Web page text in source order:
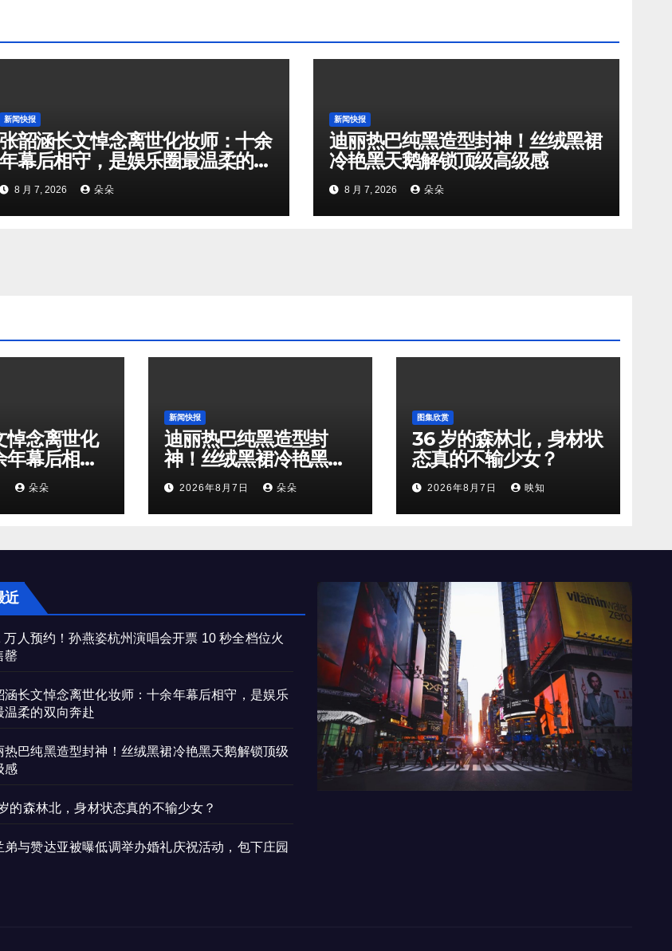
新闻快报
张韶涵长文悼念离世化妆师：十余
年幕后相守，是娱乐圈最温柔的双
向奔赴
8 月 7, 2026 朵朵
新闻快报
迪丽热巴纯黑造型封神！丝绒黑裙
冷艳黑天鹅解锁顶级高级感
8 月 7, 2026 朵朵
悼念离世化
年幕后相
最温柔的
朵朵
新闻快报
迪丽热巴纯黑造型封
神！丝绒黑裙冷艳黑天
鹅解锁顶级高级感
2026年8月7日 朵朵
图集欣赏
36 岁的森林北，身材状
态真的不输少女？
2026年8月7日 映知
近
万人预约！孙燕姿杭州演唱会开票 10 秒全档位火
罄
涵长文悼念离世化妆师：十余年幕后相守，是娱乐
温柔的双向奔赴
热巴纯黑造型封神！丝绒黑裙冷艳黑天鹅解锁顶级
感
的森林北，身材状态真的不输少女？
弟与赞达亚被曝低调举办婚礼庆祝活动，包下庄园